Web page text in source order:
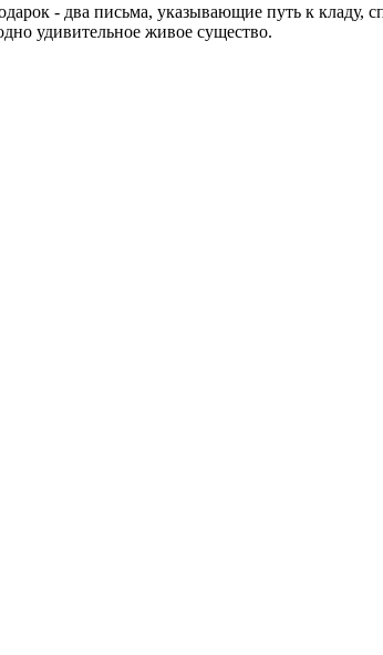
- два письма, указывающие путь к кладу,
удивительное живое существо.